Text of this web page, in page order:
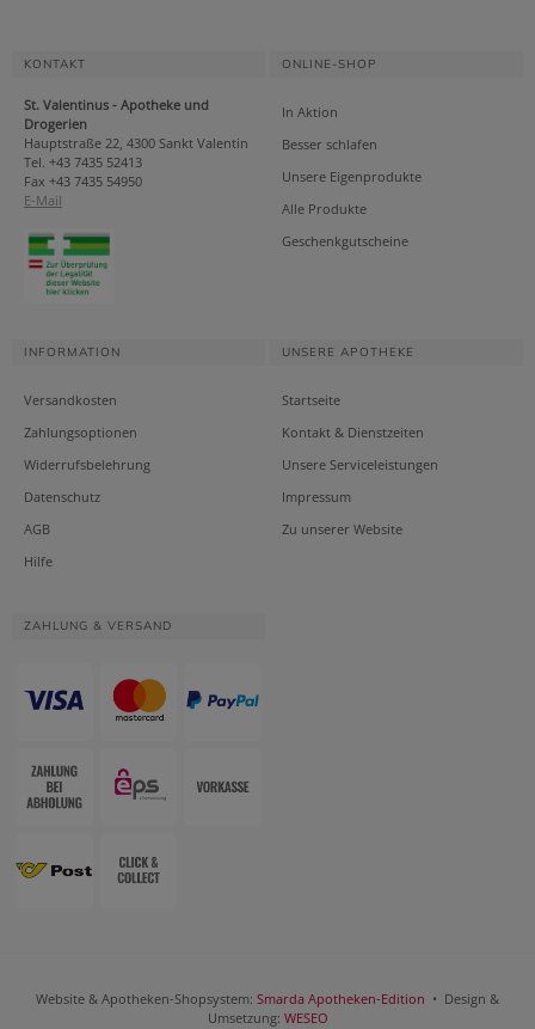
KONTAKT
St. Valentinus - Apotheke und
Drogerien
Hauptstraße 22, 4300 Sankt Valentin
Tel. +43 7435 52413
Fax +43 7435 54950
E-Mail
ONLINE-SHOP
In Aktion
Besser schlafen
Unsere Eigenprodukte
Alle Produkte
Geschenkgutscheine
INFORMATION
Versandkosten
Zahlungsoptionen
Widerrufsbelehrung
Datenschutz
AGB
Hilfe
UNSERE APOTHEKE
Startseite
Kontakt & Dienstzeiten
Unsere Serviceleistungen
Impressum
Zu unserer Website
ZAHLUNG & VERSAND
Website & Apotheken-Shopsystem: Smarda Apotheken-Edition • Design &
Umsetzung: WESEO